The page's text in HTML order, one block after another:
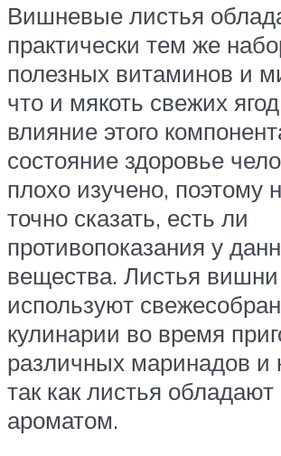
Вишневые листья
практически тем же
полезных витаминов и
что и мякоть свежих
влияние этого
состояние здоровье
плохо изучено, поэтому
точно сказать, есть ли
противопоказания у
вещества. Листья вишни
используют
кулинарии во время
различных маринадов и
так как листья
ароматом.